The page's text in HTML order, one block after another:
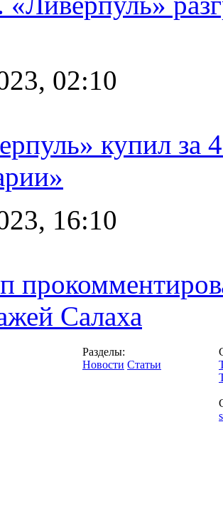
02:10
купил за
16:10
Салаха
Разделы:
Новости Статьи